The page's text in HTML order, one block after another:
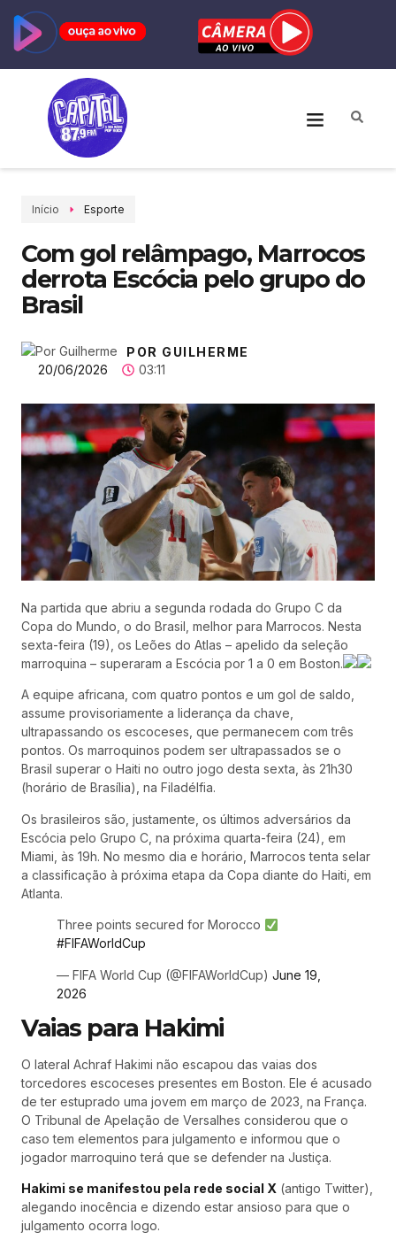
Início Esporte
Com gol relâmpago, Marrocos
derrota Escócia pelo grupo do
Brasil
POR GUILHERME
20/06/2026
03:11
Na partida que abriu a segunda rodada do Grupo C da
Copa do Mundo, o do Brasil, melhor para Marrocos. Nesta
sexta-feira (19), os Leões do Atlas – apelido da seleção
marroquina – superaram a Escócia por 1 a 0 em Boston.
A equipe africana, com quatro pontos e um gol de saldo,
assume provisoriamente a liderança da chave,
ultrapassando os escoceses, que permanecem com três
pontos. Os marroquinos podem ser ultrapassados se o
Brasil superar o Haiti no outro jogo desta sexta, às 21h30
(horário de Brasília), na Filadélfia.
Os brasileiros são, justamente, os últimos adversários da
Escócia pelo Grupo C, na próxima quarta-feira (24), em
Miami, às 19h. No mesmo dia e horário, Marrocos tenta selar
a classificação à próxima etapa da Copa diante do Haiti, em
Atlanta.
Three points secured for Morocco
#FIFAWorldCup
— FIFA World Cup (@FIFAWorldCup) June 19,
2026
Vaias para Hakimi
O lateral Achraf Hakimi não escapou das vaias dos
torcedores escoceses presentes em Boston. Ele é acusado
de ter estuprado uma jovem em março de 2023, na França.
O Tribunal de Apelação de Versalhes considerou que o
caso tem elementos para julgamento e informou que o
jogador marroquino terá que se defender na Justiça.
Hakimi se manifestou pela rede social X (antigo Twitter),
alegando inocência e dizendo estar ansioso para que o
julgamento ocorra logo.